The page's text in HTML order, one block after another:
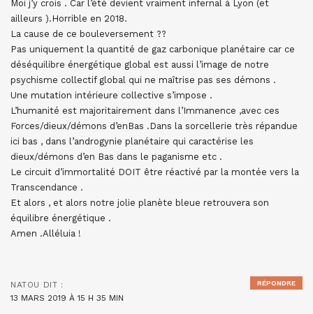
Moi j’y crois . Car l’été devient vraiment infernal à Lyon (et
ailleurs ).Horrible en 2018.
La cause de ce bouleversement ??
Pas uniquement la quantité de gaz carbonique planétaire car ce
déséquilibre énergétique global est aussi l’image de notre
psychisme collectif global qui ne maîtrise pas ses démons .
Une mutation intérieure collective s’impose .
L’humanité est majoritairement dans l’Immanence ,avec ces
Forces/dieux/démons d’enBas .Dans la sorcellerie très répandue
ici bas , dans l’androgynie planétaire qui caractérise les
dieux/démons d’en Bas dans le paganisme etc .
Le circuit d’immortalité DOIT être réactivé par la montée vers la
Transcendance .
Et alors , et alors notre jolie planète bleue retrouvera son
équilibre énergétique .
Amen .Alléluia !
NATOU DIT :
13 MARS 2019 À 15 H 35 MIN
RÉPONDRE